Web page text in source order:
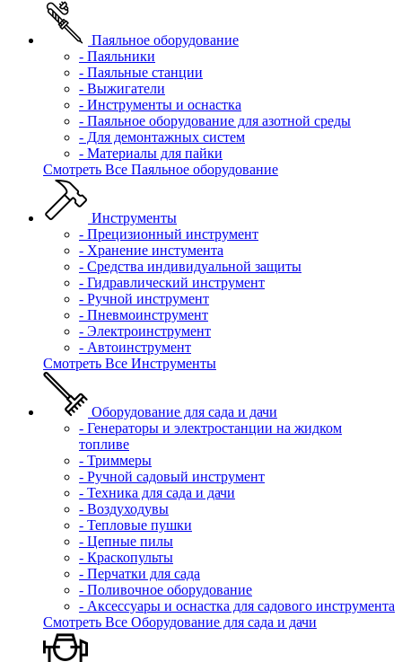
Паяльное оборудование
- Паяльники
- Паяльные станции
- Выжигатели
- Инструменты и оснастка
- Паяльное оборудование для азотной среды
- Для демонтажных систем
- Материалы для пайки
Смотреть Все Паяльное оборудование
Инструменты
- Прецизионный инструмент
- Хранение инстумента
- Средства индивидуальной защиты
- Гидравлический инструмент
- Ручной инструмент
- Пневмоинструмент
- Электроинструмент
- Автоинструмент
Смотреть Все Инструменты
Оборудование для сада и дачи
- Генераторы и электростанции на жидком
топливе
- Триммеры
- Ручной садовый инструмент
- Техника для сада и дачи
- Воздуходувы
- Тепловые пушки
- Цепные пилы
- Краскопульты
- Перчатки для сада
- Поливочное оборудование
- Аксессуары и оснастка для садового инструмента
Смотреть Все Оборудование для сада и дачи